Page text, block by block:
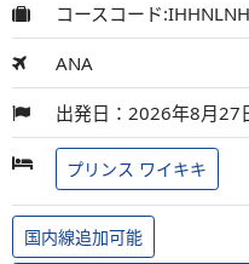
コースコード
ANA
出発日：2026年8月27
プリンス ワイキキ
国内線追加可能